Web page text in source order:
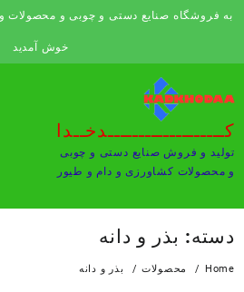
به فروشگاه صنایع دستی و چوبی و محصولات و
خوش آمدید
کـــــــــــــــــــدخــدا
تولید و فروش صنایع دستی و چوبی
و محصولات کشاورزی و دام و طیور
دسته: بذر و دانه
Home محصولات بذر و دانه